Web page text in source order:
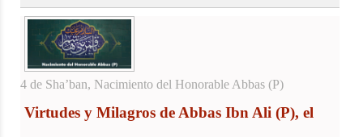
4 de Sha’ban, Nacimiento del Honorable Abbas (P)
Virtudes y Milagros de Abbas Ibn Ali (P), el